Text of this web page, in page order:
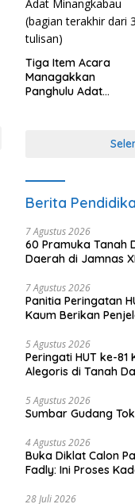
Tiga Item Acara
Managakkan
Panghulu Adat
Berita
7 Agustus 2026
60 Pramuka Tanah
Daerah di Jamnas
7 Agustus 2026
Panitia Peringatan
Kaum Berikan
5 Agustus 2026
Peringati HUT ke-81
Alegoris di Tanah
5 Agustus 2026
Sumbar Gudang
4 Agustus 2026
Buka Diklat Calon
Fadly: Ini Proses
28 Juli 2026